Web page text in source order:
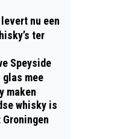
nu een
ter
Speyside
glas mee
maken
whisky is